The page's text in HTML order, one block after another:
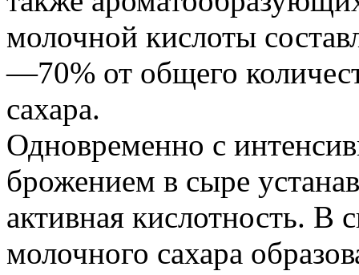
молочной кислоты
—70% от общего
сахара.
Одновременно с
брожением в сыре
активная кислотность. В
молочного сахара